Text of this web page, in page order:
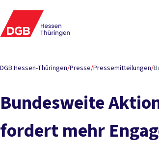
DGB Hessen-Thüringen/Presse/Pressemitteilungen/
Bundesweite
fordert mehr